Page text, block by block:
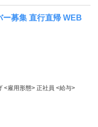
募集 直行直帰 WEB
<雇用形態> 正社員 <給与>